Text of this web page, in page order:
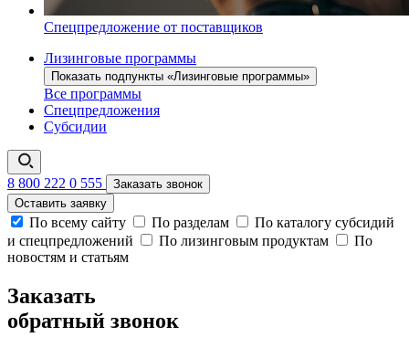
Спецпредложение от поставщиков
Лизинговые программы
Показать подпункты «Лизинговые программы»
Все программы
Спецпредложения
Субсидии
8 800 222 0 555
Заказать звонок
Оставить заявку
По всему сайту По разделам
По каталогу субсидий
и спецпредложений
По лизинговым продуктам
По
новостям и статьям
Заказать
обратный звонок